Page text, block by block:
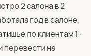
2 салона в 2
год в салоне,
по клиентам 1-
перевести на